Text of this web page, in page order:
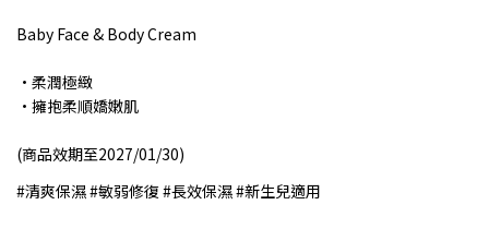
Baby Face & Body Cream
·柔潤極緻
·擁抱柔順嬌嫩肌
(商品效期至2027/01/30)
#清爽保濕 #敏弱修復 #長效保濕 #新生兒適用